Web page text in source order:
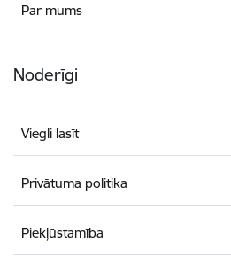
Par mums
Noderīgi
Viegli lasīt
Privātuma politika
Piekļūstamība